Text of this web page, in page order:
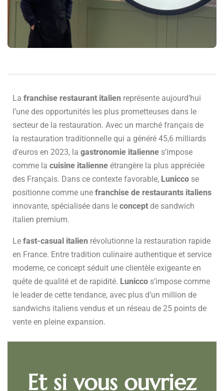
La franchise restaurant italien représente aujourd’hui
l’une des opportunités les plus prometteuses dans le
secteur de la restauration. Avec un marché français de
la restauration traditionnelle qui a généré 45,6 milliards
d’euros en 2023, la gastronomie italienne s’impose
comme la cuisine italienne étrangère la plus appréciée
des Français. Dans ce contexte favorable, Lunicco se
positionne comme une franchise de restaurants italiens
innovante, spécialisée dans le conceptde sandwich
italien premium.
Le fast-casual italien révolutionne la restauration rapide
en France. Entre tradition culinaire authentique et service
moderne, ce concept séduit une clientèle exigeante en
quête de qualité et de rapidité. Lunicco s’impose comme
le leader de cette tendance, avec plus d’un million de
sandwichs italiens vendus et un réseau de 25 points de
vente en pleine expansion.
Et si vous ouvriez